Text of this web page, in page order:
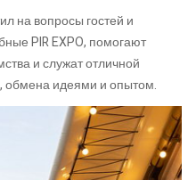
на вопросы гостей и
PIR EXPO, помогают
и служат отличной
обмена идеями и опытом.